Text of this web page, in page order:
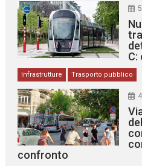
C:
Infrastrutture Trasporto pubblico
confronto